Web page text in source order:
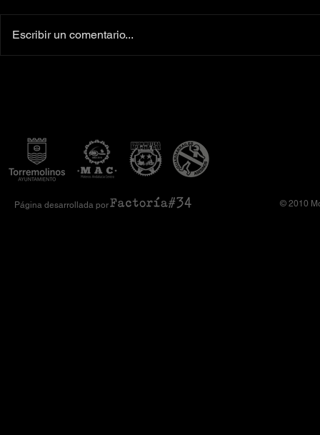
Escribir un comentario...
© 2010
Página desarrollada por